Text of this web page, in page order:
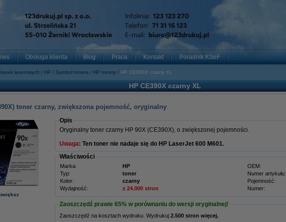
Obsługa klienta Blog Praca Kontakt Poradnik KSeF
laserowych HP Symbol tonera HP tonery HP CE390X czarny XL
HP CE390X czarny XL
toner czarny, zwiększona pojemność, oryginalny
Opis
Oryginalny toner czarny HP 90X (CE390X), o zwiększonej pojemności.
Uwaga: Ten toner nie nadaje się do HP LaserJet 600 M601.
Właściwości
Marka: HP OEM:
Typ:
toner Numer artykułu:
Kolor:
czarny Pojemność:
Wydajność:
± 24.000 stron Numer:
Zaoszczędź prawie 65% w porównaniu do wersji oryginalnej!
Zaoszczędź na kosztach wydruku. Wydrukuj 2.500 stron więcej.